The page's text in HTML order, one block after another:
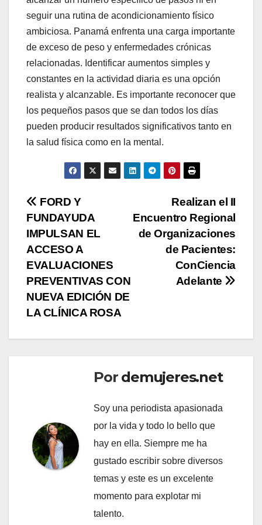
seguir una rutina de acondicionamiento físico
ambiciosa. Panamá enfrenta una carga importante
de exceso de peso y enfermedades crónicas
relacionadas. Identificar aumentos simples y
constantes en la actividad diaria es una opción
realista y alcanzable. Es importante reconocer que
los pequeños pasos que se dan todos los días
pueden producir resultados significativos tanto en
la salud física como en la mental.
Navegación
de
entradas
Realizan el II
Encuentro Regional
de Organizaciones
de Pacientes:
ConCiencia
Adelante
FORD Y
FUNDAYUDA
IMPULSAN EL
ACCESO A
EVALUACIONES
PREVENTIVAS CON
NUEVA EDICIÓN DE
LA CLÍNICA ROSA
Por demujeres.net
Soy una periodista apasionada
por la vida y todo lo bello que
hay en ella. Siempre me ha
gustado escribir sobre diversos
temas y este es un excelente
momento para explotar mi
talento.